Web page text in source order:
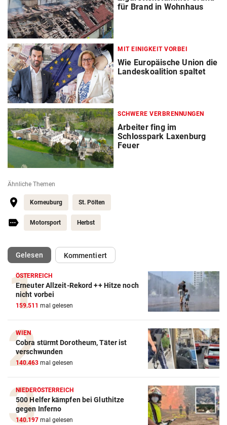
für Brand in Wohnhaus
MIT EINIGKEIT VORBEI
Wie Europäische Union die
Landeskoalition spaltet
SCHWERE VERBRENNUNGEN
Arbeiter fing im
Schlosspark Laxenburg
Feuer
Ähnliche Themen
Korneuburg St. Pölten
Motorsport Herbst
Gelesen(ausgewählt)Kommentiert
ÖSTERREICH
Erneuter Allzeit-Rekord ++ Hitze noch
nicht vorbei
159.511 mal gelesen
WIEN
Cobra stürmt Dorotheum, Täter ist
verschwunden
140.463 mal gelesen
NIEDERÖSTERREICH
500 Helfer kämpfen bei Gluthitze
gegen Inferno
140.197 mal gelesen